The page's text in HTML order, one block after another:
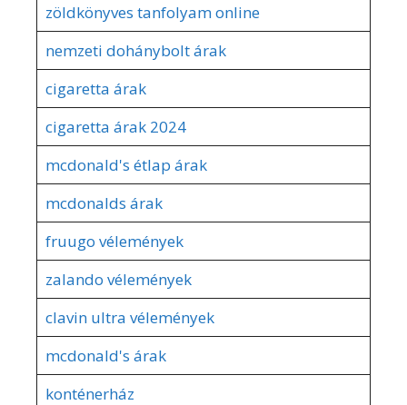
zöldkönyves tanfolyam online
nemzeti dohánybolt árak
cigaretta árak
cigaretta árak 2024
mcdonald's étlap árak
mcdonalds árak
fruugo vélemények
zalando vélemények
clavin ultra vélemények
mcdonald's árak
konténerház